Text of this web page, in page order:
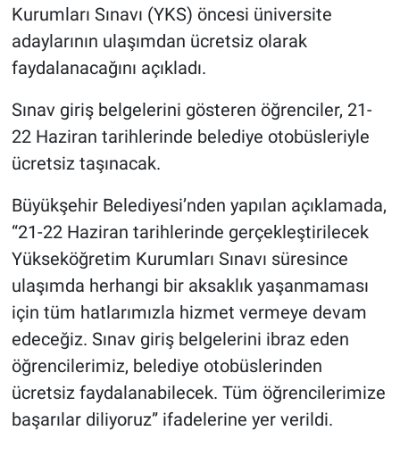
Kurumları Sınavı (YKS) öncesi üniversite
adaylarının ulaşımdan ücretsiz olarak
faydalanacağını açıkladı.
Sınav giriş belgelerini gösteren öğrenciler, 21-
22 Haziran tarihlerinde belediye otobüsleriyle
ücretsiz taşınacak.
Büyükşehir Belediyesi’nden yapılan açıklamada,
“21-22 Haziran tarihlerinde gerçekleştirilecek
Yükseköğretim Kurumları Sınavı süresince
ulaşımda herhangi bir aksaklık yaşanmaması
için tüm hatlarımızla hizmet vermeye devam
edeceğiz. Sınav giriş belgelerini ibraz eden
öğrencilerimiz, belediye otobüslerinden
ücretsiz faydalanabilecek. Tüm öğrencilerimize
başarılar diliyoruz” ifadelerine yer verildi.